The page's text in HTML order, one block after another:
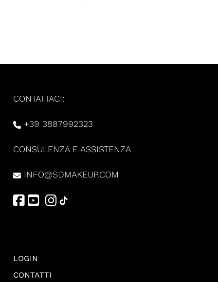
CONTATTACI:
+39 3887992323
CONSULENZA E ASSISTENZA
INFO@SDMAKEUP.COM
LOGIN
CONTATTI